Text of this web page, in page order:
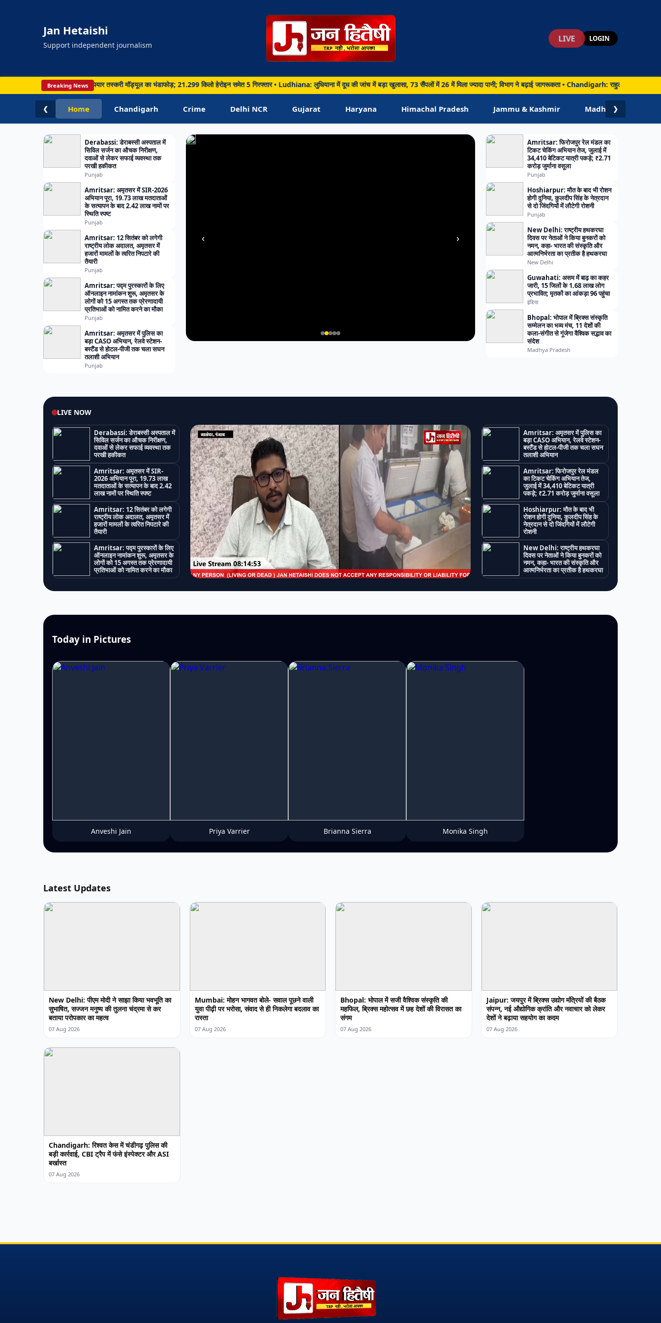
Jan Hetaishi
Support independent journalism
LIVE LOGIN
Breaking News
सीमा पार नशा और हथियार तस्करी मॉड्यूल का भंडाफोड़; 21.299 किलो हेरोइन समेत 5 गिरफ्तार • Ludhiana: लुधियाना में दूध की जांच में बड़ा खुलासा, 73 सैंपलों में 26 में मिला ज्यादा पानी; विभाग ने बढ़ाई जागरूकता • Chandigarh: राहुल गांधी ने बताया
❮ Home Chandigarh Crime Delhi NCR Gujarat Haryana Himachal Pradesh Jammu & Kashmir Madhya Pradesh
❯
Derabassi: डेराबस्सी अस्पताल में
सिविल सर्जन का औचक निरीक्षण,
दवाओं से लेकर सफाई व्यवस्था तक
परखी हकीकत
Punjab
Amritsar: अमृतसर में SIR-2026
अभियान पूरा, 19.73 लाख मतदाताओं
के सत्यापन के बाद 2.42 लाख नामों पर
स्थिति स्पष्ट
Punjab
Amritsar: 12 सितंबर को लगेगी
राष्ट्रीय लोक अदालत, अमृतसर में
हजारों मामलों के त्वरित निपटारे की
तैयारी
Punjab
Amritsar: पद्म पुरस्कारों के लिए
ऑनलाइन नामांकन शुरू, अमृतसर के
लोगों को 15 अगस्त तक प्रेरणादायी
प्रतिभाओं को नामित करने का मौका
Punjab
Amritsar: अमृतसर में पुलिस का
बड़ा CASO अभियान, रेलवे स्टेशन-
बस्टैंड से होटल-पीजी तक चला सघन
तलाशी अभियान
Punjab
‹ ›
पानी;
विभाग
बढ़ाई
जागरूकता
Amritsar: फिरोजपुर रेल मंडल का
टिकट चेकिंग अभियान तेज, जुलाई में
34,410 बेटिकट यात्री पकड़े; ₹2.71
करोड़ जुर्माना वसूला
Punjab
Hoshiarpur: मौत के बाद भी रोशन
होगी दुनिया, कुलदीप सिंह के नेत्रदान
से दो जिंदगियों में लौटेगी रोशनी
Punjab
New Delhi: राष्ट्रीय हथकरघा
दिवस पर नेताओं ने किया बुनकरों को
नमन, कहा- भारत की संस्कृति और
आत्मनिर्भरता का प्रतीक है हथकरघा
New Delhi
Guwahati: असम में बाढ़ का कहर
जारी, 15 जिलों के 1.68 लाख लोग
प्रभावित; मृतकों का आंकड़ा 96 पहुंचा
इंडिया
Bhopal: भोपाल में ब्रिक्स संस्कृति
सम्मेलन का भव्य मंच, 11 देशों की
कला-संगीत से गूंजेगा वैश्विक सद्भाव का
संदेश
Madhya Pradesh
LIVE NOW
Derabassi: डेराबस्सी अस्पताल में
सिविल सर्जन का औचक निरीक्षण,
दवाओं से लेकर सफाई व्यवस्था तक
परखी हकीकत
Amritsar: अमृतसर में SIR-
2026 अभियान पूरा, 19.73 लाख
मतदाताओं के सत्यापन के बाद 2.42
लाख नामों पर स्थिति स्पष्ट
Amritsar: 12 सितंबर को लगेगी
राष्ट्रीय लोक अदालत, अमृतसर में
हजारों मामलों के त्वरित निपटारे की
तैयारी
Amritsar: पद्म पुरस्कारों के लिए
ऑनलाइन नामांकन शुरू, अमृतसर के
लोगों को 15 अगस्त तक प्रेरणादायी
प्रतिभाओं को नामित करने का मौका
Amritsar: अमृतसर में पुलिस का
बड़ा CASO अभियान, रेलवे स्टेशन-
बस्टैंड से होटल-पीजी तक चला सघन
तलाशी अभियान
Amritsar: फिरोजपुर रेल मंडल
का टिकट चेकिंग अभियान तेज,
जुलाई में 34,410 बेटिकट यात्री
पकड़े; ₹2.71 करोड़ जुर्माना वसूला
Hoshiarpur: मौत के बाद भी
रोशन होगी दुनिया, कुलदीप सिंह के
नेत्रदान से दो जिंदगियों में लौटेगी
रोशनी
New Delhi: राष्ट्रीय हथकरघा
दिवस पर नेताओं ने किया बुनकरों को
नमन, कहा- भारत की संस्कृति और
आत्मनिर्भरता का प्रतीक है हथकरघा
Today in Pictures
Anveshi Jain Priya Varrier Brianna Sierra Monika Singh
Latest Updates
New Delhi: पीएम मोदी ने साझा किया भवभूति का
सुभाषित, सज्जन मनुष्य की तुलना चंद्रमा से कर
बताया परोपकार का महत्व
07 Aug 2026
Mumbai: मोहन भागवत बोले- सवाल पूछने वाली
युवा पीढ़ी पर भरोसा, संवाद से ही निकलेगा बदलाव का
रास्ता
07 Aug 2026
Bhopal: भोपाल में सजी वैश्विक संस्कृति की
महफिल, ब्रिक्स महोत्सव में छह देशों की विरासत का
संगम
07 Aug 2026
Jaipur: जयपुर में ब्रिक्स उद्योग मंत्रियों की बैठक
संपन्न, नई औद्योगिक क्रांति और नवाचार को लेकर
देशों ने बढ़ाया सहयोग का कदम
07 Aug 2026
Chandigarh: रिश्वत केस में चंडीगढ़ पुलिस की
बड़ी कार्रवाई, CBI ट्रैप में फंसे इंस्पेक्टर और ASI
बर्खास्त
07 Aug 2026